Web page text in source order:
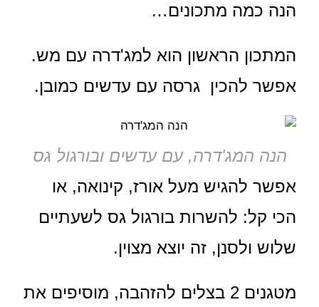
הנה כמה מתכונים…
המתכון הראשון הוא למג'דרה עם מש.
אפשר להכין גרסה עם עדשים כמובן.
הנה המג'דרה, עם עדשים ובורגול גס
אפשר להגיש מעל אורז, קינואה, או
הכי קל: להשרות בורגול גס לשעתיים
שלוש ולסנן, זה יוצא מצוין.
מטגנים 2 בצלים להזהבה, מוסיפים את